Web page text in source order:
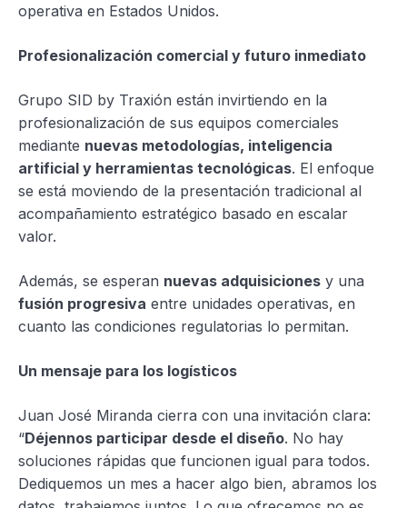
operativa en Estados Unidos.
Profesionalización comercial y futuro inmediato
Grupo SID by Traxión están invirtiendo en la
profesionalización de sus equipos comerciales
mediante nuevas metodologías, inteligencia
artificial y herramientas tecnológicas. El enfoque
se está moviendo de la presentación tradicional al
acompañamiento estratégico basado en escalar
valor.
Además, se esperan nuevas adquisiciones y una
fusión progresiva entre unidades operativas, en
cuanto las condiciones regulatorias lo permitan.
Un mensaje para los logísticos
Juan José Miranda cierra con una invitación clara:
“Déjennos participar desde el diseño. No hay
soluciones rápidas que funcionen igual para todos.
Dediquemos un mes a hacer algo bien, abramos los